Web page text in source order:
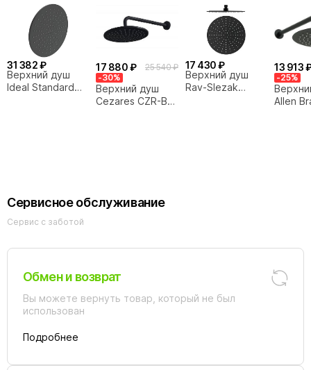
31 382 ₽
Верхний душ
Ideal Standard
17 880 ₽
25 540 ₽
-30%
Верхний душ
Cezares CZR-B-
17 430 ₽
Верхний душ
Rav-Slezak
13 913
-25%
Allen
Сервисное обслуживание
Сервис с заботой
Обмен и возврат
Вы можете вернуть товар, который не был
использован
Подробнее